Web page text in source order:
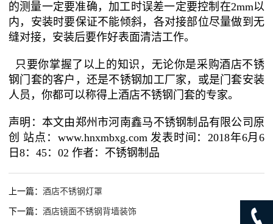
的测量一定要准确，加工时误差一定要控制在2mm以
内，安装时要保证不能倾斜，各对接部位尽量做到无
缝对接，安装后要作好表面清洁工作。
只要你掌握了以上的知识，无论你是采购酒店不锈
钢门套的客户，还是不锈钢加工厂家，或是门套安装
人员，你都可以称得上酒店不锈钢门套的专家。
声明：本文由郑州市河南鑫马不锈钢制品有限公司原
创 站点：www.hnxmbxg.com 发表时间：2018年6月6
日8：45：02 作者：不锈钢制品
上一篇： 酒店不锈钢灯罩
下一篇： 酒店镜面不锈钢背墙装饰